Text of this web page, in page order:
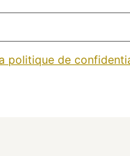
politique de